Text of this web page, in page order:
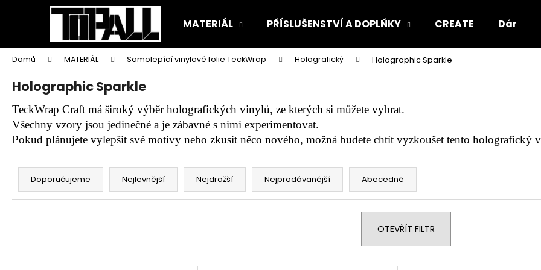
MATERIÁL PŘÍSLUŠENSTVÍ A DOPLŇKY CREATE
Domů MATERIÁL Samolepící vinylové folie TeckWrap Holografický Holographic Sparkle
Holographic Sparkle
TeckWrap Craft má široký výběr holografických vinylů, ze kterých si můžete vybrat.
Všechny vzory jsou jedinečné a je zábavné s nimi experimentovat.
Pokud plánujete vylepšit své motivy nebo zkusit něco nového, možná budete chtít vyzkoušet tento holografický
Ř
z
Doporučujeme Nejlevnější Nejdražší Nejprodávanější Abecedně
OTEVŘÍT FILTR
V
í
do
obchodu
do
obchodu
Co potřebujete najít?
Doporučujeme